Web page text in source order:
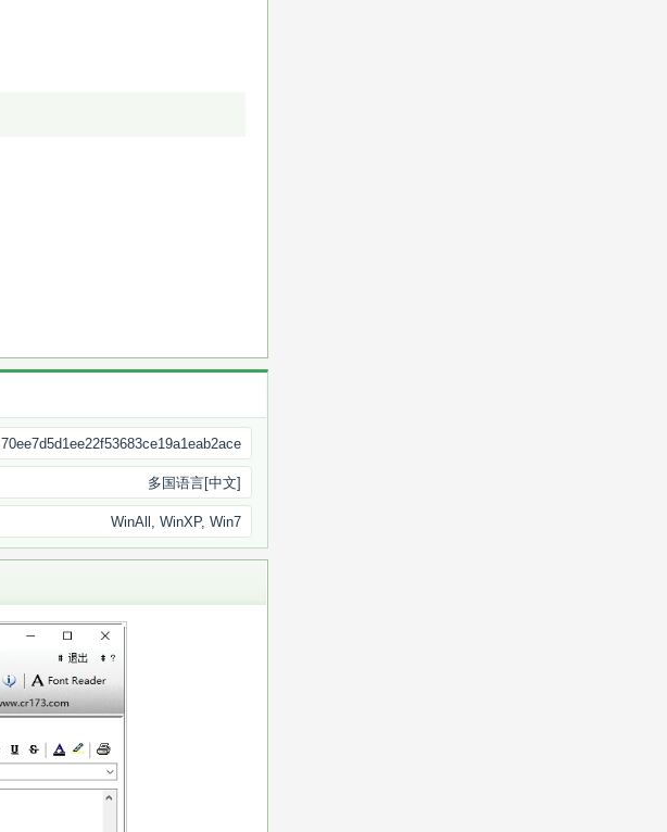
70ee7d5d1ee22f53683ce19a1eab2ace
多国语言[中文]
WinAll, WinXP, Win7